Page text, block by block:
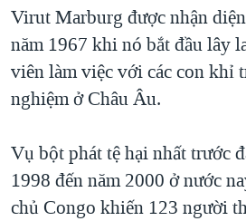
Virut Marburg được nhận
năm 1967 khi nó bắt đầu lây
viên làm việc với các con khỉ
nghiệm ở Châu Âu.
Vụ bột phát tệ hại nhất trước
1998 đến năm 2000 ở nước
chủ Congo khiến 123 người